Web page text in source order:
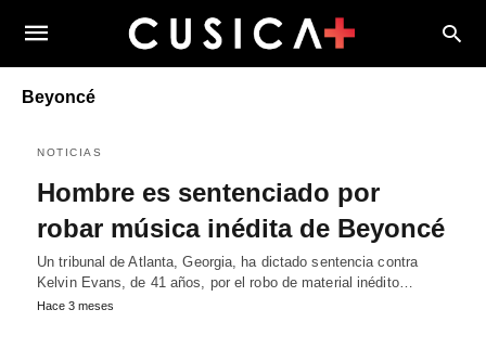
Beyoncé
NOTICIAS
Hombre es sentenciado por
robar música inédita de Beyoncé
Un tribunal de Atlanta, Georgia, ha dictado sentencia contra
Kelvin Evans, de 41 años, por el robo de material inédito…
Hace 3 meses